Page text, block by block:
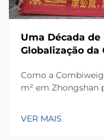
Uma Década
Globalização
Como a
m² em Zhongshan
pesagem — solicite
VER MAIS